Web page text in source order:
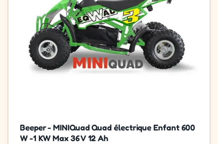
Beeper - MINIQuad Quad électrique Enfant 600
W -1 KW Max 36 V 12 Ah